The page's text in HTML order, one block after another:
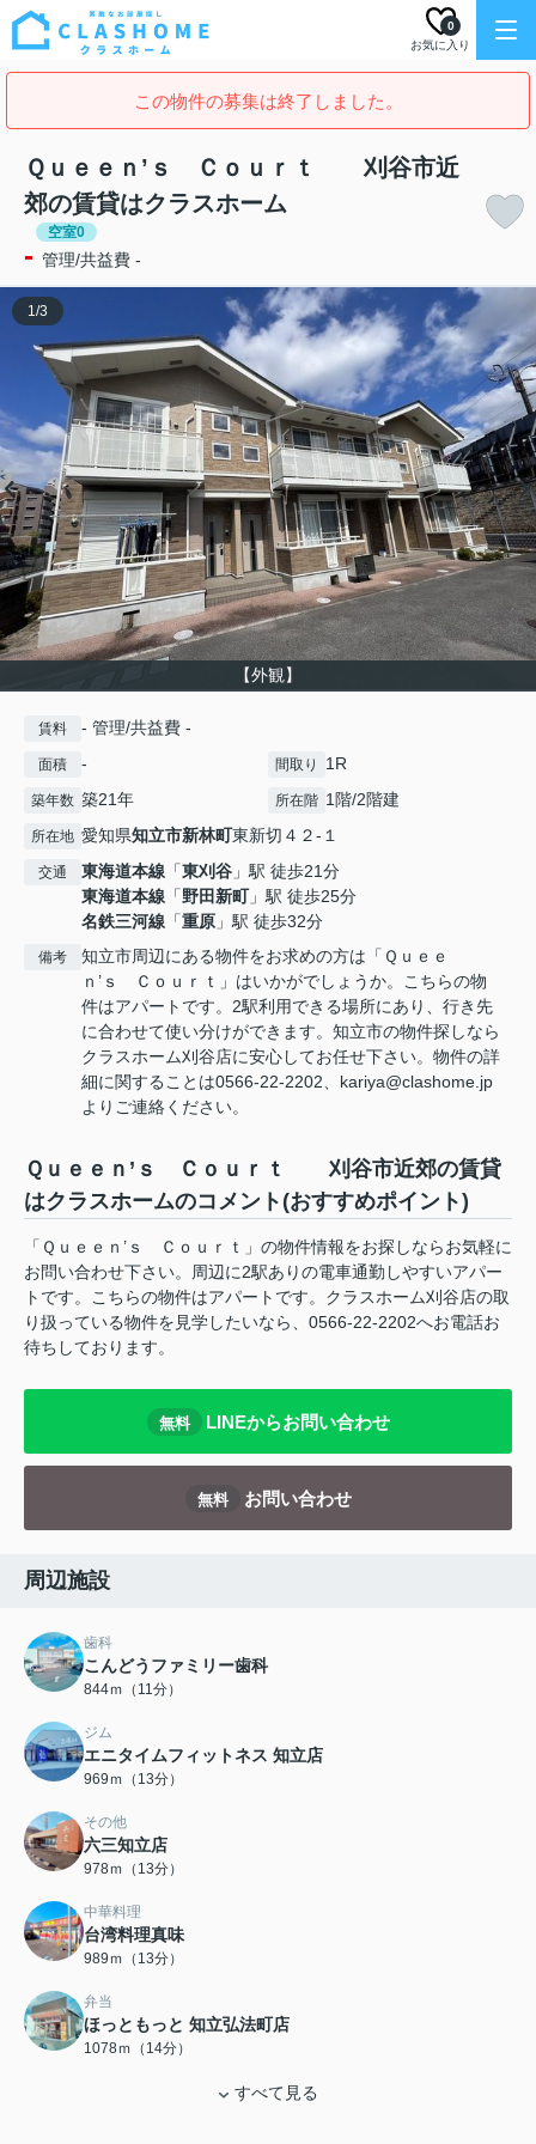
お気に入り
0
この物件の募集は終了しました。
Ｑｕｅｅｎ’ｓ Ｃｏｕｒｔ 刈谷市近
郊の賃貸はクラスホーム
空室0
- 管理/共益費 -
【外観】
1/3
賃料 - 管理/共益費 -
面積 - 間取り 1R
築年数 築21年 所在階 1階/2階建
所在地 愛知県知立市新林町東新切４２-１
交通 東海道本線 「東刈谷 」駅 徒歩21分
東海道本線 「野田新町」駅 徒歩25分
名鉄三河線 「重原 」駅 徒歩32分
備考
知立市周辺にある物件をお求めの方は「Ｑｕｅｅ
ｎ’ｓ Ｃｏｕｒｔ」はいかがでしょうか。こちらの物
件はアパートです。2駅利用できる場所にあり、行き先
に合わせて使い分けができます。知立市の物件探しなら
クラスホーム刈谷店に安心してお任せ下さい。物件の詳
細に関することは0566-22-2202、kariya@clashome.jp
よりご連絡ください。
Ｑｕｅｅｎ’ｓ Ｃｏｕｒｔ 刈谷市近郊の賃貸
はクラスホームのコメント(おすすめポイント)
「Ｑｕｅｅｎ’ｓ Ｃｏｕｒｔ」の物件情報をお探しならお気軽に
お問い合わせ下さい。周辺に2駅ありの電車通勤しやすいアパー
トです。こちらの物件はアパートです。クラスホーム刈谷店の取
り扱っている物件を見学したいなら、0566-22-2202へお電話お
待ちしております。
無料 LINEからお問い合わせ
無料 お問い合わせ
周辺施設
歯科
こんどうファミリー歯科
844ｍ（11分）
ジム
エニタイムフィットネス 知立店
969ｍ（13分）
その他
六三知立店
978ｍ（13分）
中華料理
台湾料理真味
989ｍ（13分）
弁当
ほっともっと 知立弘法町店
1078ｍ（14分）
すべて見る